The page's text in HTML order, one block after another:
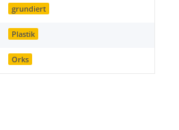
grundiert
Plastik
Orks